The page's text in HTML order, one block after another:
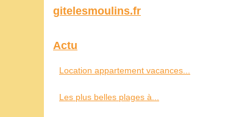
gitelesmoulins.fr
Actu
Location appartement vacances...
Les plus belles plages à...